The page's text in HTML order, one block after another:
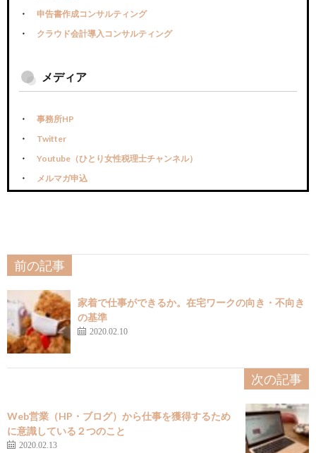
申告書作成コンサルティング
クラウド会計導入コンサルティング
メディア
事務所HP
Twitter
Youtube（ひとり女性税理士チャンネル）
メルマガ申込
前の記事
家着で仕事ができるか。在宅ワークの向き・不向き
の基準
2020.02.10
次の記事
Web営業（HP・ブログ）から仕事を獲得するため
に意識している２つのこと
2020.02.13